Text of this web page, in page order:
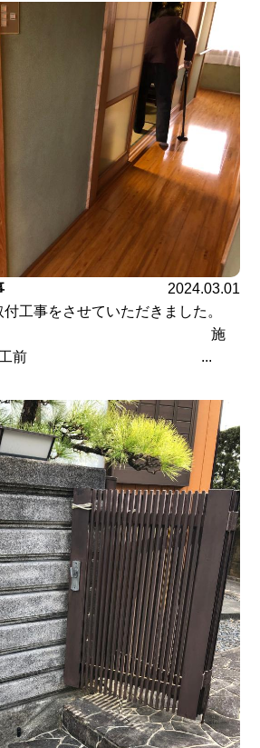
2024.03.01
工事をさせていただきました。
工前 施
入口 施工前 ...